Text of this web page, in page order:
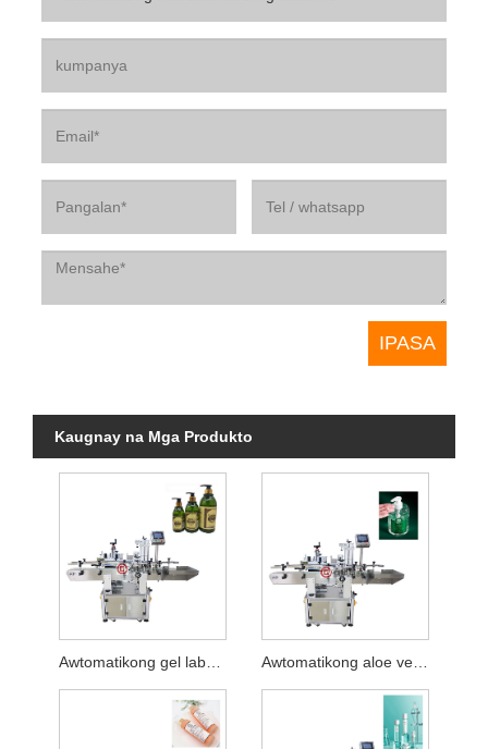
Kaugnay na Mga Produkto
Awtomatikong gel labeling machine